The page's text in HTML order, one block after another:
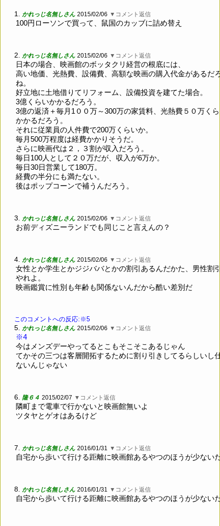
1. かれっじ名無しさん 2015/02/06 ▼コメント返信
100円ローソンで買って、鼠国のカッブに詰め替え
2. かれっじ名無しさん 2015/02/06 ▼コメント返信
日本の場合、映画館のボッタクリ経営の根底には、
高い地価、光熱費、設備費、高額な映画の購入代金があるだ
ね。
好立地に土地借りてリフォーム、設備投資を建てた場合。
3億くらいかかるだろう。
3億の返済＋毎月1００万～300万の家賃料、光熱費５０万く
かかるだろう。
それに従業員の人件費で200万くらいか。
毎月500万程度は経費かかりそうだ。
さらに映画代は２，３割が収入だろう。
毎日100人として２０万だが、収入が6万か。
毎日30日営業して180万。
経費の半分にも満たない。
後はポップコーンで補うんだろう。
3. かれっじ名無しさん 2015/02/06 ▼コメント返信
お前ディズニーランドでも同じこと言えんの？
4. かれっじ名無しさん 2015/02/06 ▼コメント返信
女性とか学生とかジジババとかの割引あるんだかた、男性割
やれよ。
映画鑑賞に性別も年齢も関係ないんだから酷い差別だ
このコメントへの反応:※5
5. かれっじ名無しさん 2015/02/06 ▼コメント返信
※4
今はメンズデーやってるとこもそこそこあるじゃん
てかその三つは客層開拓するために割り引きしてるらしいし
ないんじゃない
6. 隆６４ 2015/02/07 ▼コメント返信
隣町まで電車で行かないと映画館無いよ
ツタヤとゲオはあるけど
7. かれっじ名無しさん 2016/01/31 ▼コメント返信
自宅から歩いて行ける距離に映画館あるやつのほうが少ない
8. かれっじ名無しさん 2016/01/31 ▼コメント返信
自宅から歩いて行ける距離に映画館あるやつのほうが少ない